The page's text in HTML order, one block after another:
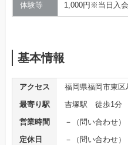
体験等 1,000円※当日入
基本情報
アクセス
福岡県福岡市東区
最寄り駅
吉塚駅 徒歩1分
営業時間
－（問い合わせ）
定休日
－（問い合わせ）